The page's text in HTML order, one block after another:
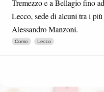
Tremezzo e a Bellagio fino
Lecco, sede di alcuni tra i
Alessandro Manzoni.
Como Lecco